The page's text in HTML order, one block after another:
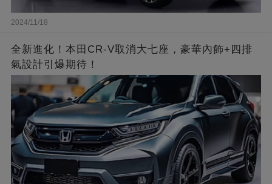
2024/11/18
全新進化！本田CR-V取消大七座，豪華內飾+四排
氣設計引爆期待！